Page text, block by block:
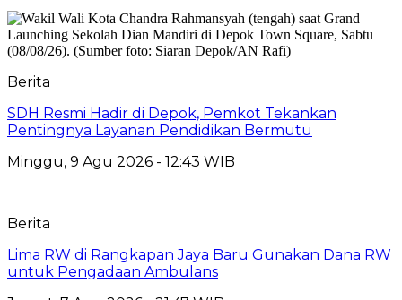
Berita
SDH Resmi Hadir di Depok, Pemkot Tekankan
Pentingnya Layanan Pendidikan Bermutu
Minggu, 9 Agu 2026 - 12:43 WIB
Berita
Lima RW di Rangkapan Jaya Baru Gunakan Dana RW
untuk Pengadaan Ambulans